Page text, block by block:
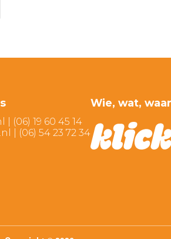
‭(06) 19 60 45 14‬
‭‭(06) 54 23 72 34‬
Wie, wat,